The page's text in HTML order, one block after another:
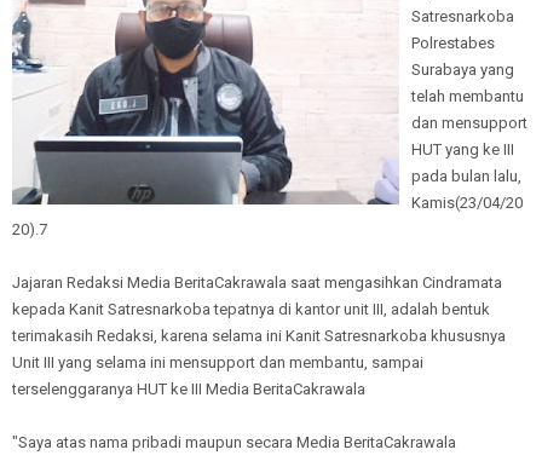
Satresnarkoba
Polrestabes
Surabaya yang
telah membantu
dan mensupport
HUT yang ke III
pada bulan lalu,
Kamis(23/04/20
20).7
Jajaran Redaksi Media BeritaCakrawala saat mengasihkan Cindramata
kepada Kanit Satresnarkoba tepatnya di kantor unit III, adalah bentuk
terimakasih Redaksi, karena selama ini Kanit Satresnarkoba khususnya
Unit III yang selama ini mensupport dan membantu, sampai
terselenggaranya HUT ke III Media BeritaCakrawala
"Saya atas nama pribadi maupun secara Media BeritaCakrawala